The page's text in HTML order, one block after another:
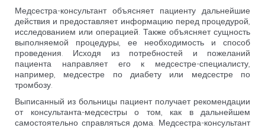
Медсестра-консультант объясняет пациенту дальнейшие
действия и предоставляет информацию перед процедурой,
исследованием или операцией. Также объясняет сущность
выполняемой процедуры, ее необходимость и способ
проведения. Исходя из потребностей и пожеланий
пациента направляет его к медсестре-специалисту,
например, медсестре по диабету или медсестре по
тромбозу.
Выписанный из больницы пациент получает рекомендации
от консультанта-медсестры о том, как в дальнейшем
самостоятельно справляться дома. Медсестра-консультант